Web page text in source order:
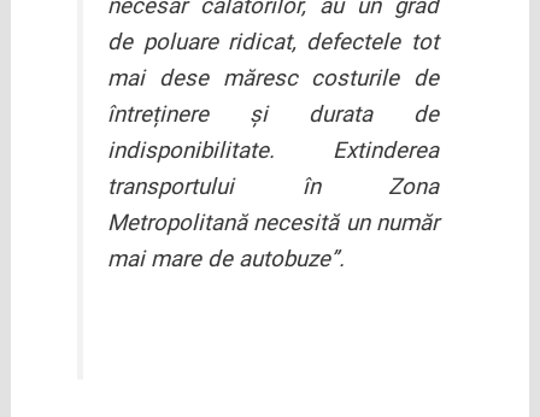
necesar călătorilor, au un grad
de poluare ridicat, defectele tot
mai dese măresc costurile de
întreținere și durata de
indisponibilitate. Extinderea
transportului în Zona
Metropolitană necesită un număr
mai mare de autobuze”.